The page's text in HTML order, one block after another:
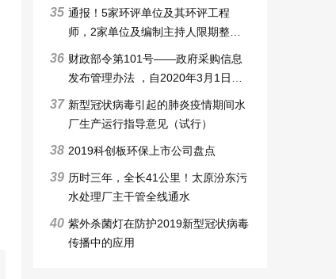
35 通报！5家环评单位及其环评工程
师，2家单位及编制主持人限期整改6
个月，3家审批申请被暂停，技术整
改6个月
36 财政部令第101号——政府采购信息
发布管理办法 ，自2020年3月1日起
施行
37 新型冠状病毒引起的肺炎疫情期间水
厂生产运行指导意见（试行）
38 2019科创板环保上市公司盘点
39 历时三年，全长41公里！太原汾东污
水处理厂主干管全线通水
40 紫外杀菌灯在防护2019新型冠状病毒
传播中的应用